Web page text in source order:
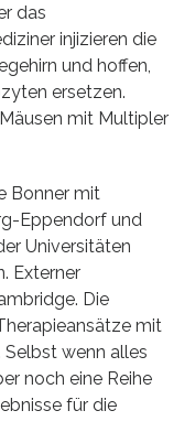
das
injizieren die
und hoffen,
ersetzen.
mit Multipler
Bonner mit
Eppendorf und
Universitäten
Externer
Die
mit
wenn alles
noch eine Reihe
für die